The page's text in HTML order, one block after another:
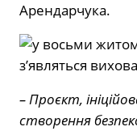
Арендарчука.
– Проєкт,
створення